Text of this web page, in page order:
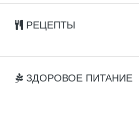
РЕЦЕПТЫ
ЗДОРОВОЕ ПИТАНИЕ